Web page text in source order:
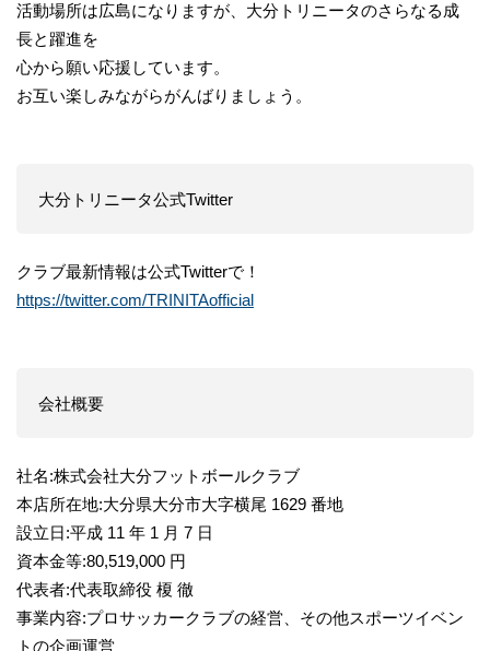
活動場所は広島になりますが、大分トリニータのさらなる成
長と躍進を
心から願い応援しています。
お互い楽しみながらがんばりましょう。
大分トリニータ公式Twitter
クラブ最新情報は公式Twitterで！
https://twitter.com/TRINITAofficial
会社概要
社名:株式会社大分フットボールクラブ
本店所在地:大分県大分市大字横尾 1629 番地
設立日:平成 11 年 1 月 7 日
資本金等:80,519,000 円
代表者:代表取締役 榎 徹
事業内容:プロサッカークラブの経営、その他スポーツイベン
トの企画運営